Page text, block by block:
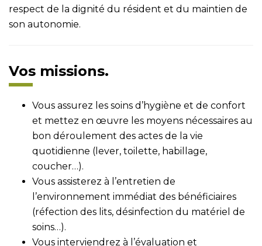
respect de la dignité du résident et du maintien de
son autonomie.
Vos missions.
Vous assurez les soins d’hygiène et de confort
et mettez en œuvre les moyens nécessaires au
bon déroulement des actes de la vie
quotidienne (lever, toilette, habillage,
coucher…).
Vous assisterez à l’entretien de
l’environnement immédiat des bénéficiaires
(réfection des lits, désinfection du matériel de
soins…).
Vous interviendrez à l’évaluation et